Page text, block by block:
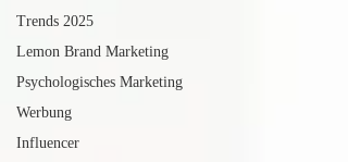
Trends 2025
Lemon Brand Marketing
Psychologisches Marketing
Werbung
Influencer